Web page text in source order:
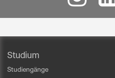
Studium
Studiengänge